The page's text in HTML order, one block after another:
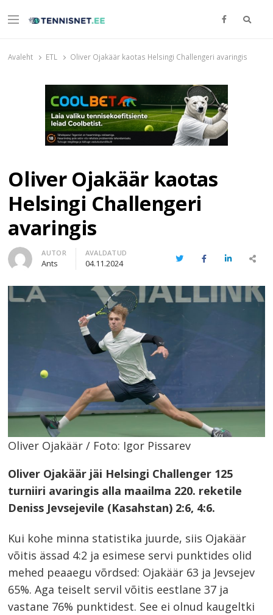
Menu Otsi
Avaleht ETL Oliver Ojakäär kaotas Helsingi Challengeri avaringis
Oliver Ojakäär kaotas
Helsingi Challengeri
avaringis
Author
AUTOR
Ants
AVALDATUD
04.11.2024 TwitterFacebookLinkedInShare
Oliver Ojakäär / Foto: Igor Pissarev
Oliver Ojakäär jäi Helsingi Challenger 125
turniiri avaringis alla maailma 220. reketile
Deniss Jevsejevile (Kasahstan) 2:6, 4:6.
Kui kohe minna statistika juurde, siis Ojakäär
võitis ässad 4:2 ja esimese servi punktides olid
mehed peaaegu võrdsed: Ojakäär 63 ja Jevsejev
65%. Aga teiselt servil võitis eestlane 37 ja
vastane 76% punktidest. See ei olnud kaugeltki